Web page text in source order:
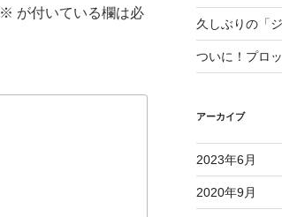
※ が付いている欄は必
久しぶりの「
ついに！プロ
アーカイブ
2023年6月
2020年9月